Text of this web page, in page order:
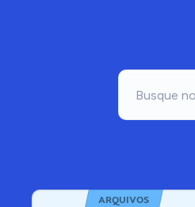
ARQUIVOS